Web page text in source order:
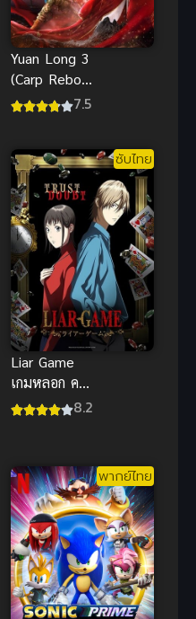
Yuan Long 3
(Carp Reborn
3) หยวนหลง
(ซับไทย)
7.5
ซับไทย
Liar Game
เกมหลอก คน
ลวง (ซับไทย)
8.2
พากย์ไทย